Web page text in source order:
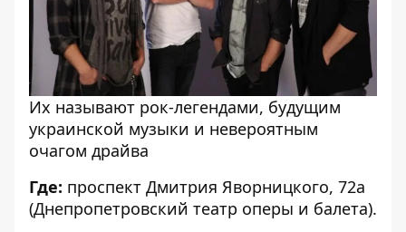
Их называют рок-легендами, будущим
украинской музыки и невероятным
очагом драйва
Где: проспект Дмитрия Яворницкого, 72а
(Днепропетровский театр оперы и балета).